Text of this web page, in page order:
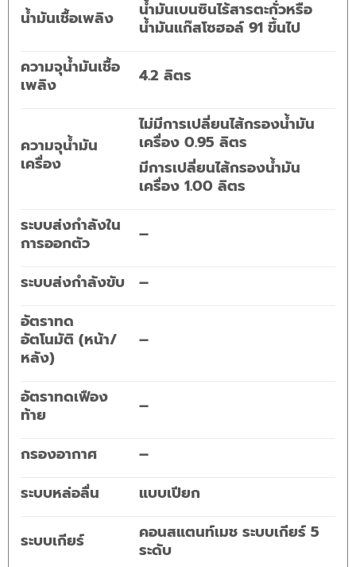
น้ำมันเชื้อเพลิง
น้ำมันเบนซินไร้สารตะกั่วหรือ
น้ำมันแก๊สโซฮอล์ 91 ขึ้นไป
ความจุน้ำมันเชื้อ
เพลิง
4.2 ลิตร
ความจุน้ำมัน
เครื่อง
ไม่มีการเปลี่ยนไส้กรองน้ำมัน
เครื่อง 0.95 ลิตร
มีการเปลี่ยนไส้กรองน้ำมัน
เครื่อง 1.00 ลิตร
ระบบส่งกำลังใน
การออกตัว
–
ระบบส่งกำลังขับ
–
อัตราทด
อัตโนมัติ (หน้า/
หลัง)
–
อัตราทดเฟือง
ท้าย
–
กรองอากาศ
–
ระบบหล่อลื่น
แบบเปียก
ระบบเกียร์
คอนสแตนท์เมช ระบบเกียร์ 5
ระดับ